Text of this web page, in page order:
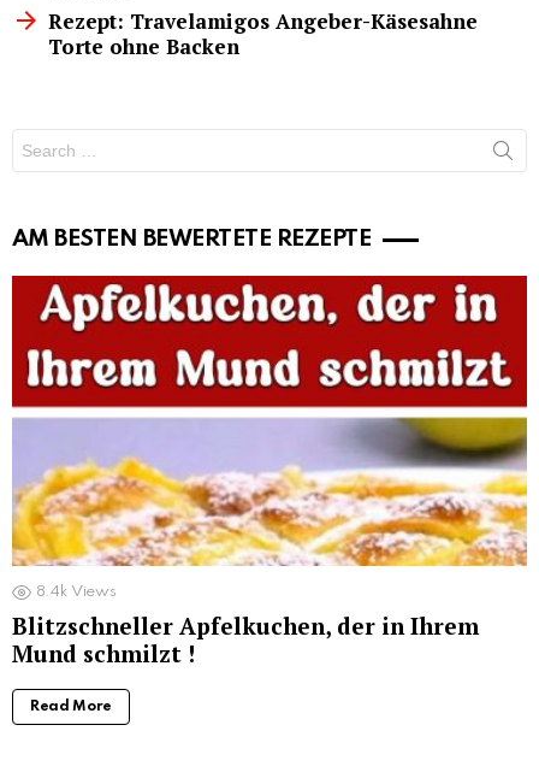
Rezept: Travelamigos Angeber-Käsesahne
Torte ohne Backen
for:
AM BESTEN BEWERTETE REZEPTE
8.4k Views
Blitzschneller Apfelkuchen, der in Ihrem
Mund schmilzt !
Read More